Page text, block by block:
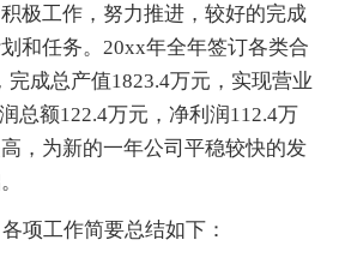
极工作，努力推进，较好的完成
和任务。20xx年全年签订各类合
完成总产值1823.4万元，实现营业
总额122.4万元，净利润112.4万
，为新的一年公司平稳较快的发
项工作简要总结如下：